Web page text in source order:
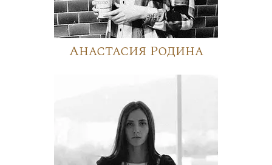
Анастасия Родина